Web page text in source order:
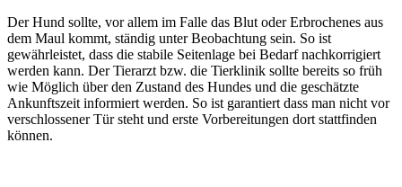
Der Hund sollte, vor allem im Falle das Blut oder Erbrochenes aus
dem Maul kommt, ständig unter Beobachtung sein. So ist
gewährleistet, dass die stabile Seitenlage bei Bedarf nachkorrigiert
werden kann. Der Tierarzt bzw. die Tierklinik sollte bereits so früh
wie Möglich über den Zustand des Hundes und die geschätzte
Ankunftszeit informiert werden. So ist garantiert dass man nicht vor
verschlossener Tür steht und erste Vorbereitungen dort stattfinden
können.